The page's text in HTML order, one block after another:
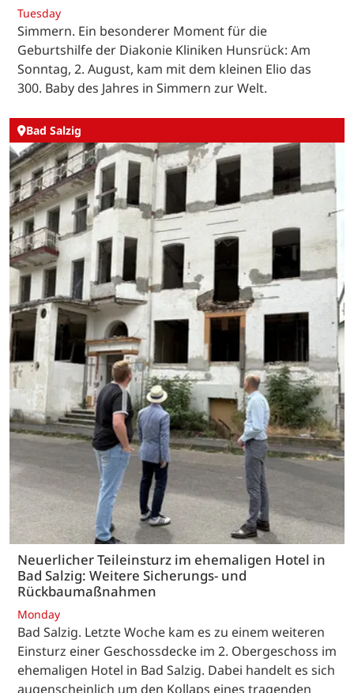
Tuesday
Simmern. Ein besonderer Moment für die
Geburtshilfe der Diakonie Kliniken Hunsrück: Am
Sonntag, 2. August, kam mit dem kleinen Elio das
300. Baby des Jahres in Simmern zur Welt.
Bad Salzig
Neuerlicher Teileinsturz im ehemaligen Hotel in
Bad Salzig: Weitere Sicherungs- und
Rückbaumaßnahmen
Monday
Bad Salzig. Letzte Woche kam es zu einem weiteren
Einsturz einer Geschossdecke im 2. Obergeschoss im
ehemaligen Hotel in Bad Salzig. Dabei handelt es sich
augenscheinlich um den Kollaps eines tragenden